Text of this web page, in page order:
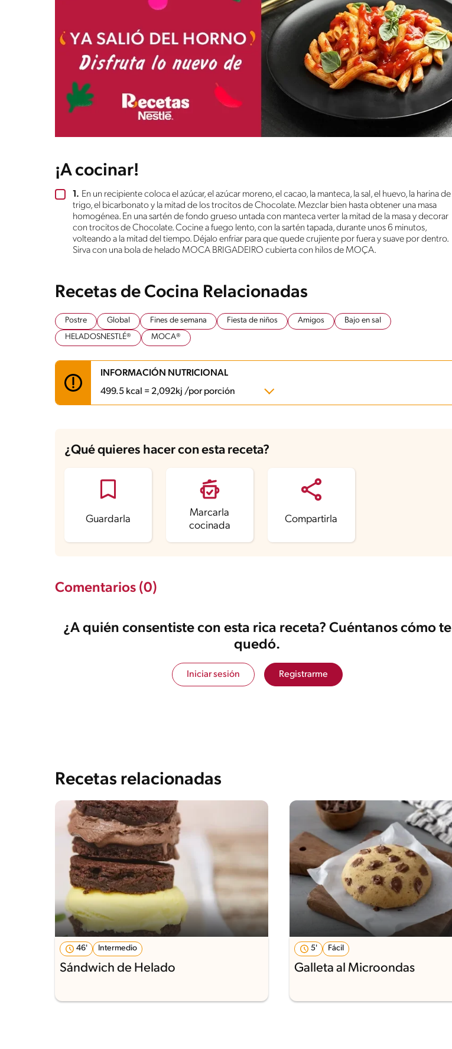
¡A cocinar!
1. En un recipiente coloca el azúcar, el azúcar moreno, el cacao, la manteca, la sal, el huevo, la harina de
trigo, el bicarbonato y la mitad de los trocitos de Chocolate. Mezclar bien hasta obtener una masa
homogénea. En una sartén de fondo grueso untada con manteca verter la mitad de la masa y decorar
con trocitos de Chocolate. Cocine a fuego lento, con la sartén tapada, durante unos 6 minutos,
volteando a la mitad del tiempo. Déjalo enfriar para que quede crujiente por fuera y suave por dentro.
Sirva con una bola de helado MOCA BRIGADEIRO cubierta con hilos de MOÇA.
Recetas de Cocina Relacionadas
Postre Global Fines de semana Fiesta de niños Amigos
Bajo en sal
HELADOSNESTLÉ®
MOCA®
INFORMACIÓN NUTRICIONAL
499.5 kcal = 2,092kj /por porción
Energía
499.5 kcal
Grasas 25.5 g
Azúcares
¿Qué quieres hacer con esta receta?
Guardarla
Marcarla
cocinada
Compartirla
Comentarios (0)
¿A quién consentiste con esta rica receta? Cuéntanos cómo te
quedó.
Iniciar sesión Registrarme
Recetas relacionadas
46' Intermedio
Sándwich de Helado
5' Fácil
Galleta al Microondas